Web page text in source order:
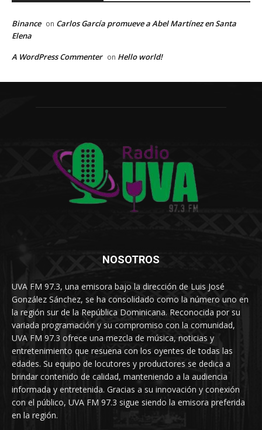
Binance on Carlos García promueve a Abel Martínez en Santa
Elena
A WordPress Commenter on Hello world!
NOSOTROS
UVA FM 97.3, una emisora bajo la dirección de Luis José
González Sánchez, se ha consolidado como la número uno en
la región sur de la República Dominicana. Reconocida por su
variada programación y su compromiso con la comunidad,
UVA FM 97.3 ofrece una mezcla de música, noticias y
entretenimiento que resuena con los oyentes de todas las
edades. Su equipo de locutores y productores se dedica a
brindar contenido de calidad, manteniendo a la audiencia
informada y entretenida. Gracias a su innovación y conexión
con el público, UVA FM 97.3 sigue siendo la emisora preferida
en la región.